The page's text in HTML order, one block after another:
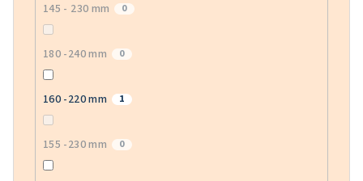
145 - 230 mm 0
180 -240 mm 0
160 -220 mm 1
155 -230 mm 0